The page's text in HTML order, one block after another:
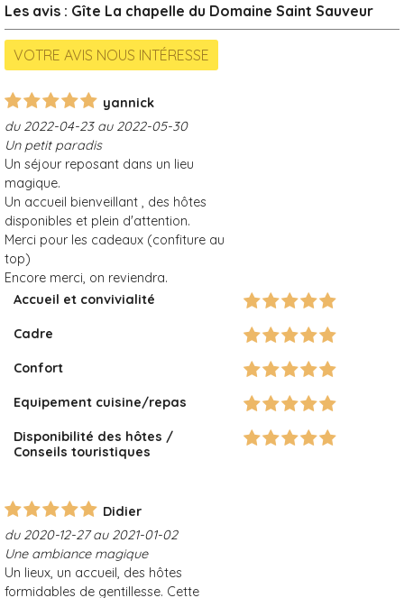
Les avis : Gîte La chapelle du Domaine Saint Sauveur
yannick
du 2022-04-23 au 2022-05-30
Un petit paradis
Un séjour reposant dans un lieu
magique.
Un accueil bienveillant , des hôtes
disponibles et plein d'attention.
Merci pour les cadeaux (confiture au
top)
Encore merci, on reviendra.
Accueil et convivialité
Cadre
Confort
Equipement cuisine/repas
Disponibilité des hôtes /
Conseils touristiques
Didier
du 2020-12-27 au 2021-01-02
Une ambiance magique
Un lieux, un accueil, des hôtes
formidables de gentillesse. Cette